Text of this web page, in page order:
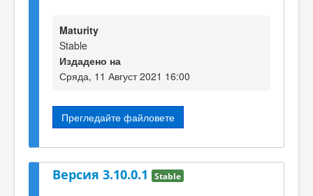
Maturity
Stable
Издадено на
Сряда, 11 Август 2021 16:00
Прегледайте файловете
Версия 3.10.0.1 Stable